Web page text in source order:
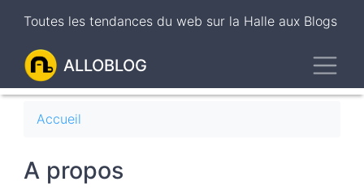
principal
Toutes les tendances du web sur la Halle aux Blogs
ALLOBLOG
Fil
Accueil
A propos